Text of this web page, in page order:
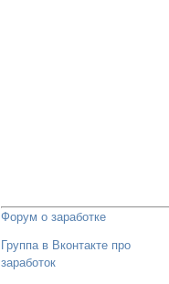
Форум о заработке
Группа в Вконтакте про
заработок